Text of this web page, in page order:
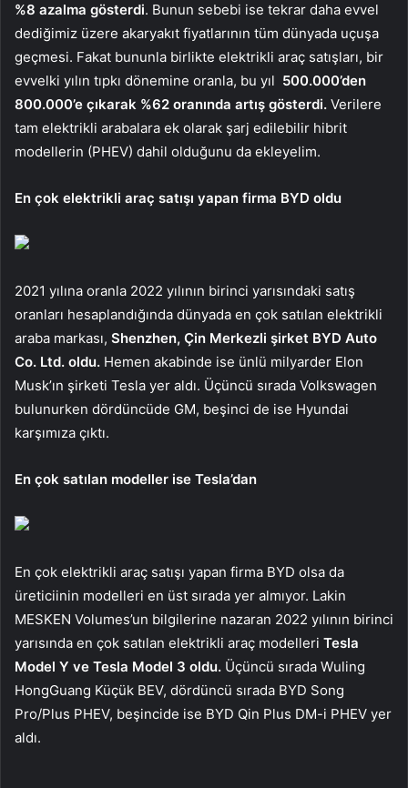
%8 azalma gösterdi. Bunun sebebi ise tekrar daha evvel
dediğimiz üzere akaryakıt fiyatlarının tüm dünyada uçuşa
geçmesi. Fakat bununla birlikte elektrikli araç satışları, bir
evvelki yılın tıpkı dönemine oranla, bu yıl 500.000’den
800.000’e çıkarak %62 oranında artış gösterdi. Verilere
tam elektrikli arabalara ek olarak şarj edilebilir hibrit
modellerin (PHEV) dahil olduğunu da ekleyelim.
En çok elektrikli araç satışı yapan firma BYD oldu
2021 yılına oranla 2022 yılının birinci yarısındaki satış
oranları hesaplandığında dünyada en çok satılan elektrikli
araba markası, Shenzhen, Çin Merkezli şirket BYD Auto
Co. Ltd. oldu. Hemen akabinde ise ünlü milyarder Elon
Musk’ın şirketi Tesla yer aldı. Üçüncü sırada Volkswagen
bulunurken dördüncüde GM, beşinci de ise Hyundai
karşımıza çıktı.
En çok satılan modeller ise Tesla’dan
En çok elektrikli araç satışı yapan firma BYD olsa da
üreticiinin modelleri en üst sırada yer almıyor. Lakin
MESKEN Volumes’un bilgilerine nazaran 2022 yılının birinci
yarısında en çok satılan elektrikli araç modelleri Tesla
Model Y ve Tesla Model 3 oldu. Üçüncü sırada Wuling
HongGuang Küçük BEV, dördüncü sırada BYD Song
Pro/Plus PHEV, beşincide ise BYD Qin Plus DM-i PHEV yer
aldı.